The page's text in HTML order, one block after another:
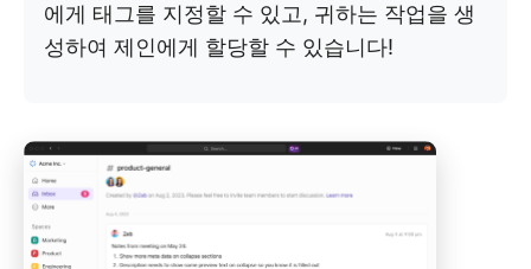
에게 태그를 지정할 수 있고, 귀하는 작업을 생
성하여 제인에게 할당할 수 있습니다!